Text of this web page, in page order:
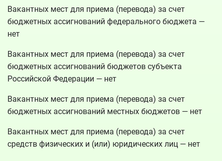
Вакантных мест для приема (перевода) за счет
бюджетных ассигнований федерального бюджета —
нет
Вакантных мест для приема (перевода) за счет
бюджетных ассигнований бюджетов субъекта
Российской Федерации — нет
Вакантных мест для приема (перевода) за счет
бюджетных ассигнований местных бюджетов — нет
Вакантных мест для приема (перевода) за счет
средств физических и (или) юридических лиц — нет